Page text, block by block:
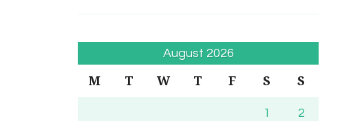
August 2026
M T W T F S S
1 2